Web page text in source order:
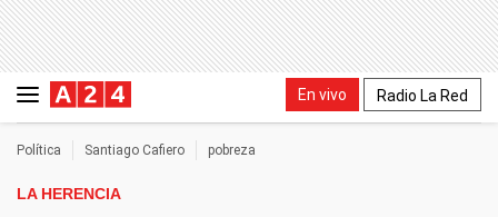
En vivo Radio La Red
Política Santiago Cafiero pobreza
LA HERENCIA